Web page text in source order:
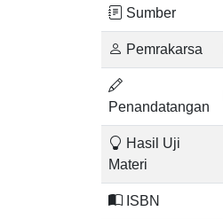
Sumber
Pemrakarsa
Penandatangan
Hasil Uji
Materi
ISBN